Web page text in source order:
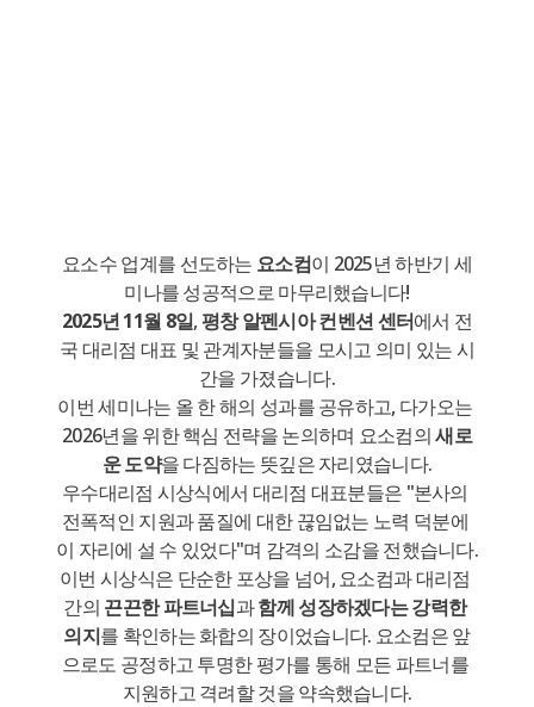
요소수 업계를 선도하는 요소컴이 2025년 하반기 세
미나를 성공적으로 마무리했습니다!
2025년 11월 8일, 평창 알펜시아 컨벤션 센터에서 전
국 대리점 대표 및 관계자분들을 모시고 의미 있는 시
간을 가졌습니다.
이번 세미나는 올 한 해의 성과를 공유하고, 다가오는
2026년을 위한 핵심 전략을 논의하며 요소컴의 새로
운 도약을 다짐하는 뜻깊은 자리였습니다.
우수대리점 시상식에서 대리점 대표분들은 "본사의
전폭적인 지원과 품질에 대한 끊임없는 노력 덕분에
이 자리에 설 수 있었다"며 감격의 소감을 전했습니다.
이번 시상식은 단순한 포상을 넘어, 요소컴과 대리점
간의 끈끈한 파트너십과 함께 성장하겠다는 강력한
의지를 확인하는 화합의 장이었습니다. 요소컴은 앞
으로도 공정하고 투명한 평가를 통해 모든 파트너를
지원하고 격려할 것을 약속했습니다.